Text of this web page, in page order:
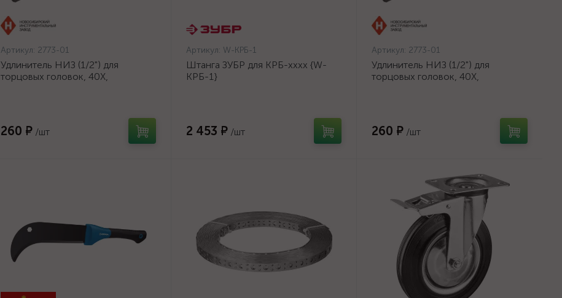
Артикул: 2773-01
Удлинитель НИЗ (1/2") для
торцовых головок, 40Х,
260 ₽ /шт
Артикул: W-КРБ-1
Штанга ЗУБР для КРБ-хххх {W-
КРБ-1}
2 453 ₽ /шт
Артикул: 2773-01
Удлинитель НИЗ (1/2") для
торцовых головок, 40Х,
260 ₽ /шт